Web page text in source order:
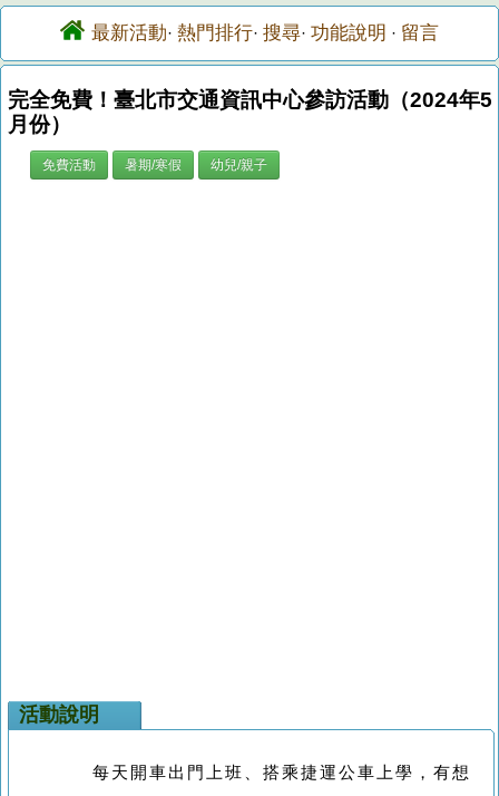
最新活動· 熱門排行· 搜尋· 功能說明 · 留言
完全免費！臺北市交通資訊中心參訪活動（2024年5
月份）
免費活動 暑期/寒假 幼兒/親子
活動說明
每天開車出門上班、搭乘捷運公車上學，有想